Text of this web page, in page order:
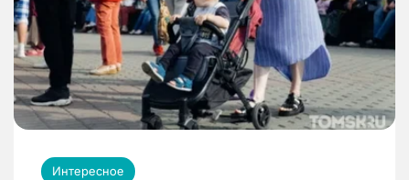
Интересное